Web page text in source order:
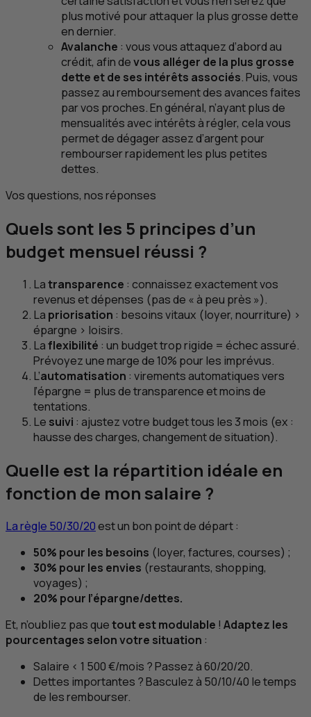
plus motivé pour attaquer la plus grosse dette
en dernier.
Avalanche : vous vous attaquez d’abord au
crédit, afin devous alléger de la plus grosse
dette et de ses intérêts associés. Puis, vous
passez au remboursement des avances faites
par vos proches. En général, n’ayant plus de
mensualités avec intérêts à régler, cela vous
permet de dégager assez d’argent pour
rembourser rapidement les plus petites
dettes.
Vos questions, nos réponses
Quels sont les 5 principes d’un
budget mensuel réussi ?
Latransparence : connaissez exactement vos
revenus et dépenses (pas de « à peu près »).
La priorisation : besoins vitaux (loyer, nourriture) >
épargne > loisirs.
Laflexibilité : un budget trop rigide = échec assuré.
Prévoyez une marge de 10% pour les imprévus.
L’automatisation : virements automatiques vers
l’épargne = plus de transparence et moins de
tentations.
Le suivi : ajustez votre budget tous les 3 mois (ex :
hausse des charges, changement de situation).
Quelle est la répartition idéale en
fonction de mon salaire ?
La règle 50/30/20est un bon point de départ :
50% pour les besoins (loyer, factures, courses) ;
30% pour les envies (restaurants, shopping,
voyages) ;
20% pour l’épargne/dettes.
Et, n’oubliez pas quetout est modulable ! Adaptez les
pourcentages selon votre situation :
Salaire < 1 500 €/mois ? Passez à 60/20/20.
Dettes importantes ? Basculez à 50/10/40 le temps
de les rembourser.